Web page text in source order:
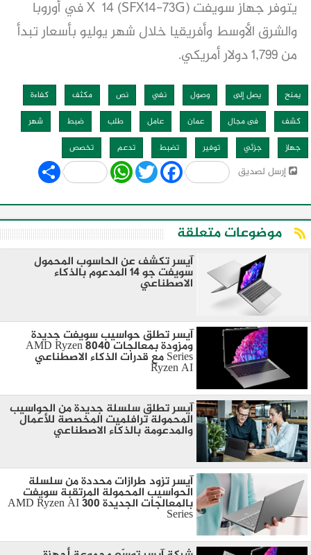
يتوفر جهاز سويفت X 14 (SFX14-73G) في أوروبا
والشرق الأوسط وأفريقيا خلال شهر يوليو بأسعار تبدأ
من 1,799 دولار أمريكي.
يمنح يصل إلى وصول نفي نص مكثف
كفاءة
كشف
فى مجال عمان عامل طلب ضبط
شهر
جهاز
جزئي توفير تضبط تدعم تخصص
إرسل لصديق Share WhatsApp
Twitter Facebook
موضوعات متعلقة
آيسر تكشف عن الحاسوب المحمول
سويفت جو 14 المدعوم بالذكاء
الاصطناعي
آيسر تطلق حواسيب سويفت جديدة
ومزودة بمعالجات AMD Ryzen 8040
Series مع قدرات الذكاء الاصطناعي
Ryzen AI
آيسر تطلق سلسلة جديدة من الحواسيب
المحمولة ترافلميت المخصصة للأعمال
والمدعومة بالذكاء الاصطناعي
آيسر تزود طرازات محددة من سلسلة
الحواسيب المحمولة المرتقبة سويفت
بالمعالجات الجديدة AMD Ryzen AI 300
Series